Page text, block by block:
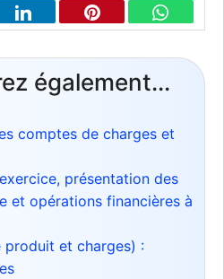
également...
comptes de charges et
présentation des
et opérations financières à
produit et charges) :